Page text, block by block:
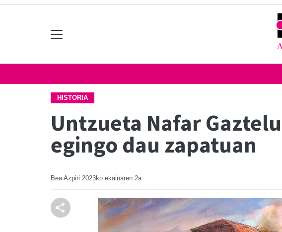
HISTORIA
Untzueta Nafar
egingo dau zapatuan
Bea Azpiri 2023ko ekainaren 2a